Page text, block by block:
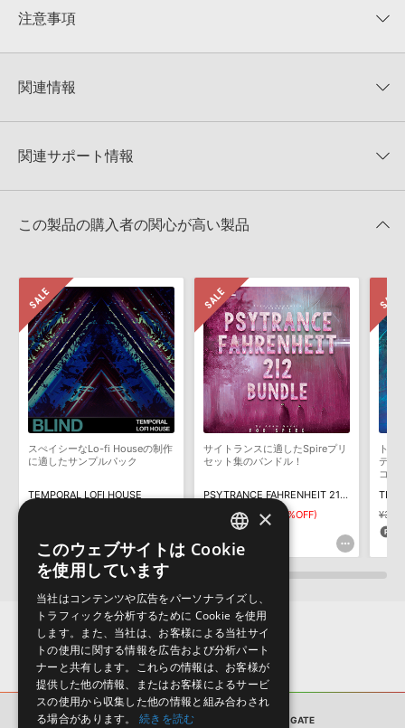
★★★★★
★5
★4
★1
0%
注意事項
KONTAKTフォーマットは、
でお使いいただけます。無償版のKONTAKT PLAYERではお使いい
4GBを超えるデータに関するご注意：
FAT32でフォーマットされた
きます際には、NTFSやHFS＋でフォーマットされたHDDをご用意
いただく必要がございます。
知らせするメールの2通が送信されます。メールに記載されており
ます説明に沿って、製品のダウンロード／導入を行って下さい。
サンプルパック製品には、原則として日本語版操作マニュアルをご
用意しておりません。ご購入後のご不明点や詳細に関するお問い合
わせなどはテクニカルサポート
までご連絡ください。
デモソングは、製品収録サウンドを使ってできることを紹介するた
めのデモンストレーション用の楽曲です。原則として、デモソング
そのものをお使いいただくことはできません。また、デモソングを
構成する全てのサウンドが、サンプルパックに含まれていることを
保証するものではありません。
しかねます。
関連情報
50%OFF！サマーセール！
関連サポート情報
2025.09.16
2022.06.06
2022.06.06
LennarDigital社「Sylenth1」のプリセット追加方法
2022.06.06
MIDI形式サンプルパックの追加方法
マークのついた情報は、該当する製品のご購入ユーザー様専用となって
HEAVENS TRANCE GATEのサポート情報
この製品の購入者の関心が高い製品
スぺイシーなLo-fi Houseの制作
に適したサンプルパック
TEMPORAL LOFI HOUSE
サイトランスに適したSpireプリ
セット集のバンドル！
PSYTRANCE FAHRENHEIT 212 FOR SPIRE BUNDLE
¥6,424 ¥3,212(50%OFF)
160pt
トッ
ティ
コン
THE
サンプルパック HEAVENS TRANCE GATE
ENGLISH
×
このウェブサイトは Cookie
を使用しています
当社はコンテンツや広告をパーソナライズし、
トラフィックを分析するために Cookie を使用
します。また、当社は、お客様による当社サイ
トの使用に関する情報を広告および分析パート
ナーと共有します。これらの情報は、お客様が
提供した他の情報、またはお客様によるサービ
スの使用から収集した他の情報と組み合わされ
る場合があります。
続きを読む